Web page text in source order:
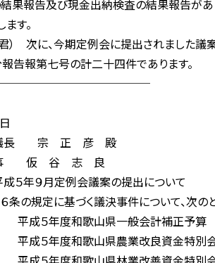
果報告及び現金出納検査の結果報告があ
す。
次に、今期定例会に提出されました議
告報第七号の計二十四件であります。
議長 宗 正 彦 殿
仮 谷 志 良
５年９月定例会議案の提出について
条の規定に基づく議決事件について、次の
平成５年度和歌山県一般会計補正予算
平成５年度和歌山県農業改良資金特別